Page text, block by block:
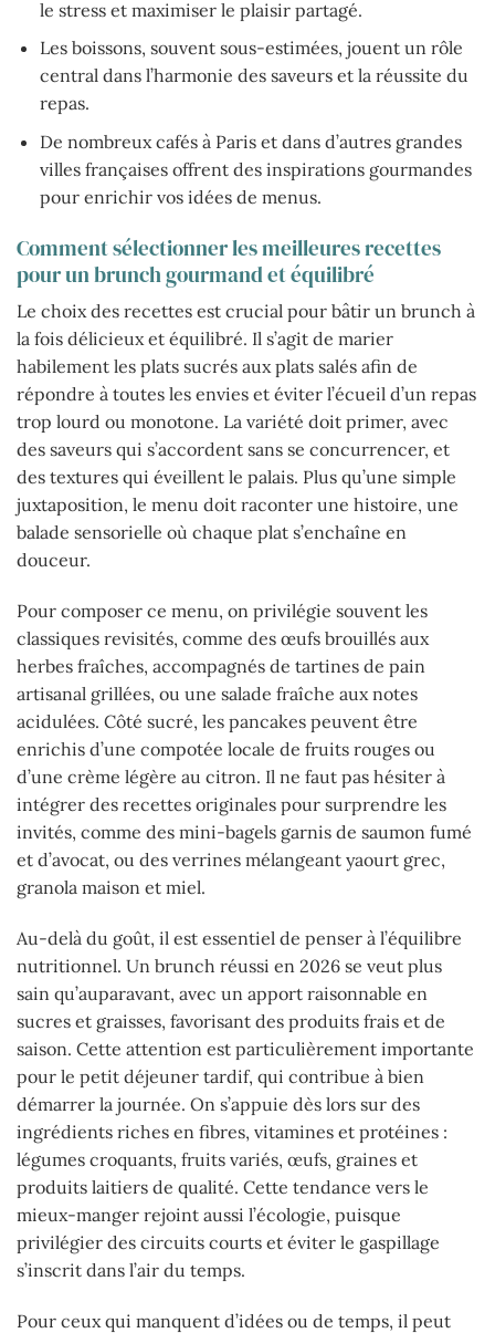
le stress et maximiser le plaisir partagé.
Les boissons, souvent sous-estimées, jouent un rôle
central dans l’harmonie des saveurs et la réussite du
repas.
De nombreux cafés à Paris et dans d’autres grandes
villes françaises offrent des inspirations gourmandes
pour enrichir vos idées de menus.
Comment sélectionner les meilleures recettes
pour un brunch gourmand et équilibré
Le choix des recettes est crucial pour bâtir un brunch à
la fois délicieux et équilibré. Il s’agit de marier
habilement les plats sucrés aux plats salés afin de
répondre à toutes les envies et éviter l’écueil d’un repas
trop lourd ou monotone. La variété doit primer, avec
des saveurs qui s’accordent sans se concurrencer, et
des textures qui éveillent le palais. Plus qu’une simple
juxtaposition, le menu doit raconter une histoire, une
balade sensorielle où chaque plat s’enchaîne en
douceur.
Pour composer ce menu, on privilégie souvent les
classiques revisités, comme des œufs brouillés aux
herbes fraîches, accompagnés de tartines de pain
artisanal grillées, ou une salade fraîche aux notes
acidulées. Côté sucré, les pancakes peuvent être
enrichis d’une compotée locale de fruits rouges ou
d’une crème légère au citron. Il ne faut pas hésiter à
intégrer des recettes originales pour surprendre les
invités, comme des mini-bagels garnis de saumon fumé
et d’avocat, ou des verrines mélangeant yaourt grec,
granola maison et miel.
Au-delà du goût, il est essentiel de penser à l’équilibre
nutritionnel. Un brunch réussi en 2026 se veut plus
sain qu’auparavant, avec un apport raisonnable en
sucres et graisses, favorisant des produits frais et de
saison. Cette attention est particulièrement importante
pour le petit déjeuner tardif, qui contribue à bien
démarrer la journée. On s’appuie dès lors sur des
ingrédients riches en fibres, vitamines et protéines :
légumes croquants, fruits variés, œufs, graines et
produits laitiers de qualité. Cette tendance vers le
mieux-manger rejoint aussi l’écologie, puisque
privilégier des circuits courts et éviter le gaspillage
s’inscrit dans l’air du temps.
Pour ceux qui manquent d’idées ou de temps, il peut